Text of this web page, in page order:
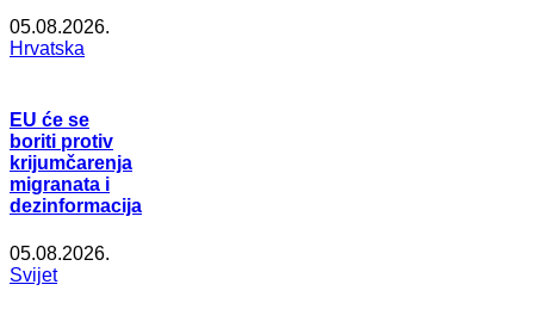
05.08.2026.
Hrvatska
EU će se
boriti protiv
krijumčarenja
migranata i
dezinformacija
05.08.2026.
Svijet